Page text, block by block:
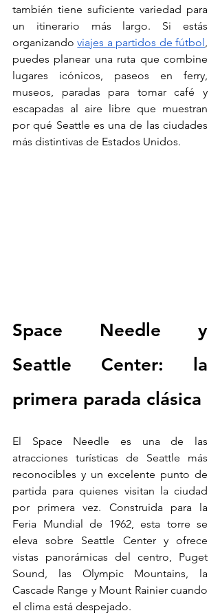
también tiene suficiente variedad para
un itinerario más largo. Si estás
organizando viajes a partidos de fútbol,
puedes planear una ruta que combine
lugares icónicos, paseos en ferry,
museos, paradas para tomar café y
escapadas al aire libre que muestran
por qué Seattle es una de las ciudades
más distintivas de Estados Unidos.
Space Needle y
Seattle Center: la
primera parada clásica
El Space Needle es una de las
atracciones turísticas de Seattle más
reconocibles y un excelente punto de
partida para quienes visitan la ciudad
por primera vez. Construida para la
Feria Mundial de 1962, esta torre se
eleva sobre Seattle Center y ofrece
vistas panorámicas del centro, Puget
Sound, las Olympic Mountains, la
Cascade Range y Mount Rainier cuando
el clima está despejado.